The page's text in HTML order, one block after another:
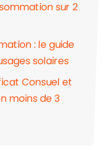
sur 2
: le guide
solaires
Consuel et
moins de 3